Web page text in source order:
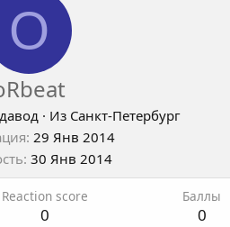
O
· Из Санкт-Петербург
29 Янв 2014
30 Янв 2014
Reaction score
0
Баллы
0